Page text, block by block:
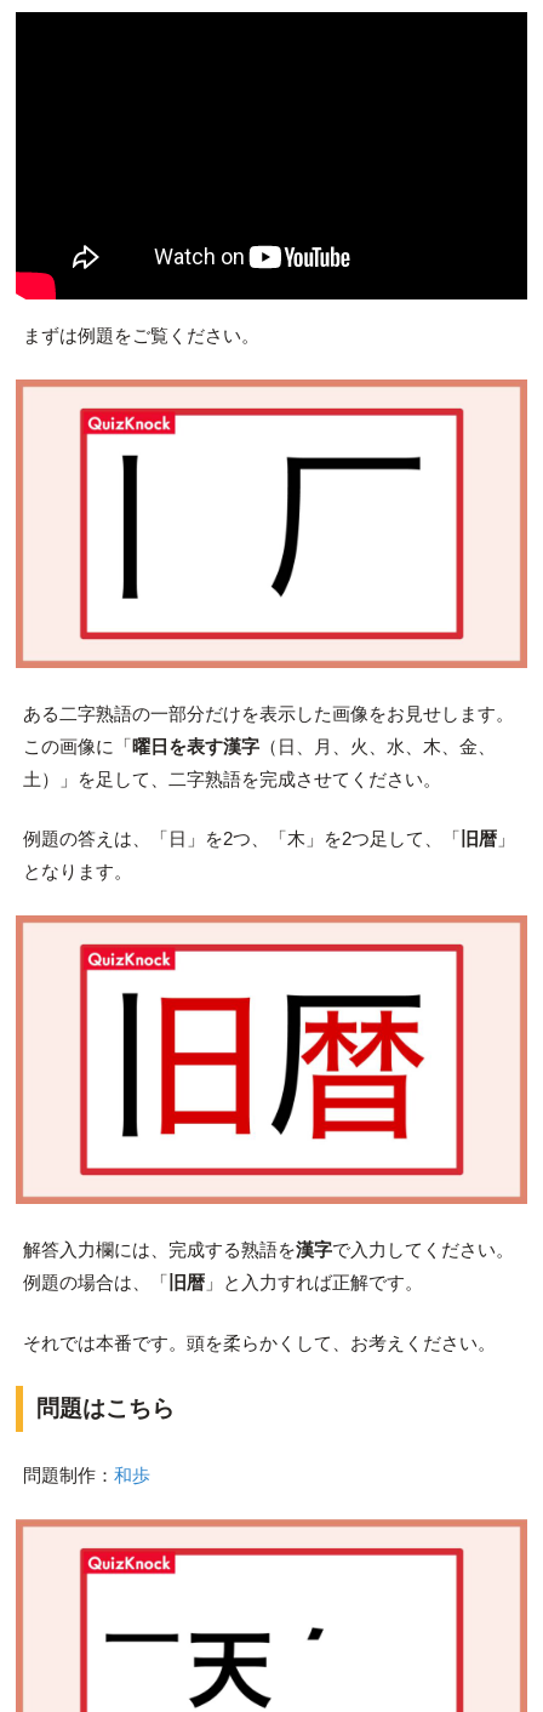
まずは例題をご覧ください。
ある二字熟語の一部分だけを表示した画像をお見せします。
この画像に「曜日を表す漢字（日、月、火、水、木、金、
土）」を足して、二字熟語を完成させてください。
例題の答えは、「日」を2つ、「木」を2つ足して、「 旧暦」
となります。
解答入力欄には、完成する熟語を漢字で入力してください。
例題の場合は、「 旧暦」と入力すれば正解です。
それでは本番です。頭を柔らかくして、お考えください。
問題はこちら
問題制作： 和歩